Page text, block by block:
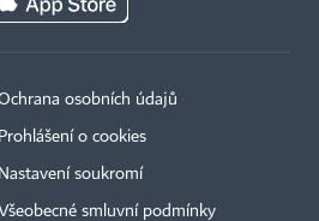
osobních údajů
Prohlášení o cookies
Nastavení soukromí
smluvní podmínky